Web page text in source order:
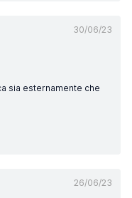
30/06/23
sia esternamente che
26/06/23